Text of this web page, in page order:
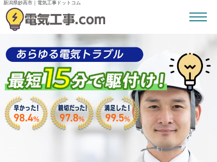
新潟県妙高市｜電気工事ドットコム